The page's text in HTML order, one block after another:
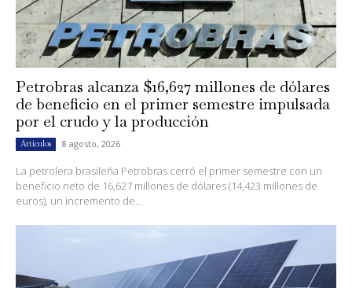
Petrobras alcanza $16,627 millones de dólares
de beneficio en el primer semestre impulsada
por el crudo y la producción
Artículos 8 agosto, 2026
La petrolera brasileña Petrobras cerró el primer semestre con un
beneficio neto de 16,627 millones de dólares (14,423 millones de
euros), un incremento de...